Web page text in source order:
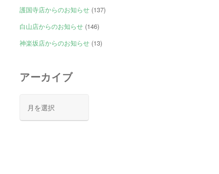
護国寺店からのお知らせ(137)
白山店からのお知らせ(146)
神楽坂店からのお知らせ(13)
アーカイブ
カ